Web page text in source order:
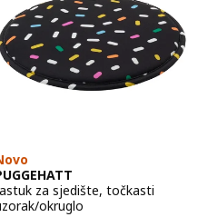
za sjedište, točkasti
okruglo